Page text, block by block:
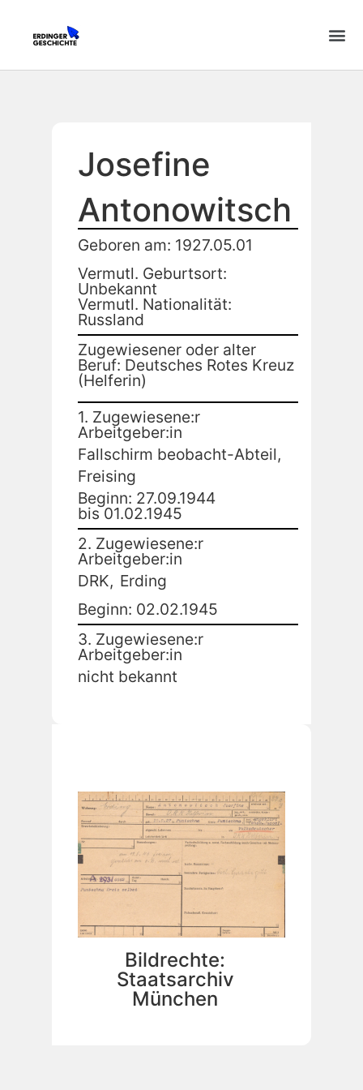
Josefine
Antonowitsch
Geboren am: 1927.05.01
Vermutl. Geburtsort:
Unbekannt
Vermutl. Nationalität:
Russland
Zugewiesener oder alter
Beruf: Deutsches Rotes Kreuz
(Helferin)
1. Zugewiesene:r
Arbeitgeber:in
Fallschirm beobacht-Abteil,
Freising
Beginn: 27.09.1944
bis 01.02.1945
2. Zugewiesene:r
Arbeitgeber:in
DRK, Erding
Beginn: 02.02.1945
3. Zugewiesene:r
Arbeitgeber:in
nicht bekannt
Bildrechte:
Staatsarchiv
München